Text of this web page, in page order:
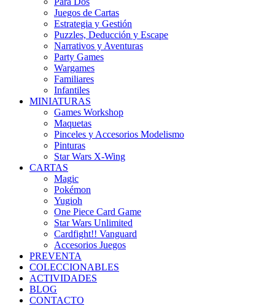
Juegos de Cartas
Estrategia y Gestión
Puzzles, Deducción y Escape
Narrativos y Aventuras
Party Games
Wargames
Familiares
Infantiles
MINIATURAS
Games Workshop
Maquetas
Pinceles y Accesorios Modelismo
Pinturas
Star Wars X-Wing
CARTAS
Magic
Pokémon
Yugioh
One Piece Card Game
Star Wars Unlimited
Cardfight!! Vanguard
Accesorios Juegos
PREVENTA
COLECCIONABLES
ACTIVIDADES
BLOG
CONTACTO